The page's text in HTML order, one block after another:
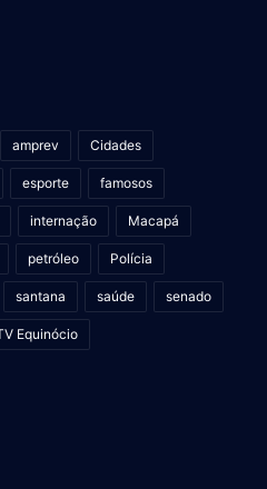
amprev Cidades
esporte famosos
internação Macapá
petróleo Polícia
santana saúde senado
Equinócio